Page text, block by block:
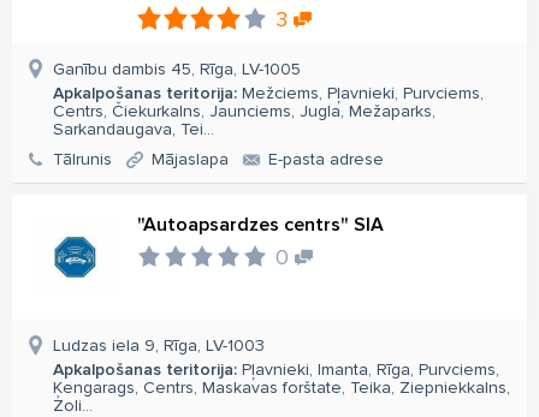
3
Ganību dambis 45, Rīga, LV-1005
Apkalpošanas teritorija: Mežciems, Pļavnieki, Purvciems,
Centrs, Čiekurkalns, Jaunciems, Jugla, Mežaparks,
Sarkandaugava, Tei...
Tālrunis
Mājaslapa E-pasta adrese
"Autoapsardzes centrs" SIA
0
Ludzas iela 9, Rīga, LV-1003
Apkalpošanas teritorija: Pļavnieki, Imanta, Rīga, Purvciems,
Ķengarags, Centrs, Maskavas forštate, Teika, Ziepniekkalns,
Zoli...